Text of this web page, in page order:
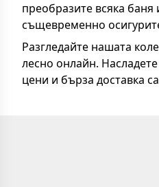
преобразите всяка баня
същевременно
Разгледайте нашата
лесно онлайн.
цени и бърза доставка